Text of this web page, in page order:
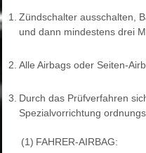
1.
Zündschalter ausschalten,
und dann mindestens drei
2. Alle Airbags oder Seiten-
3. Durch das Prüfverfahren
Spezialvorrichtung
(1) FAHRER-AIRBAG: